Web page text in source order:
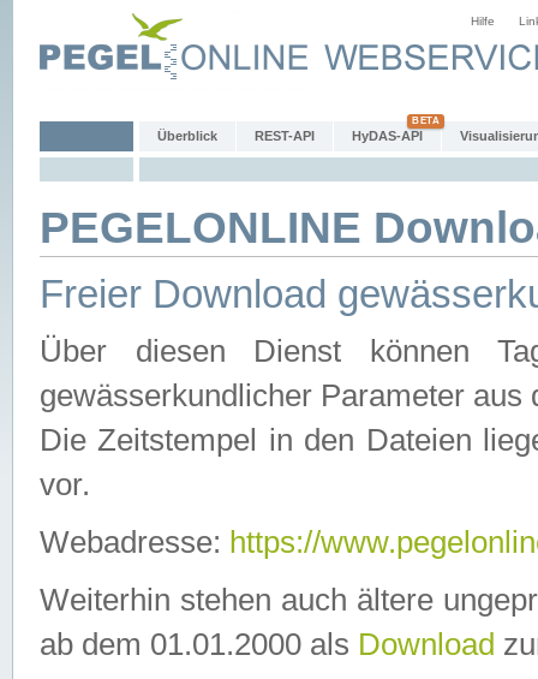
Hilfe
Überblick REST-API HyDAS-API
PEGELONLINE
Freier Download
Über diesen Dienst können
gewässerkundlicher Parameter aus
Die Zeitstempel in den Dateien
vor.
Webadresse: https://
Weiterhin stehen auch ältere
ab dem 01.01.2000 als Download